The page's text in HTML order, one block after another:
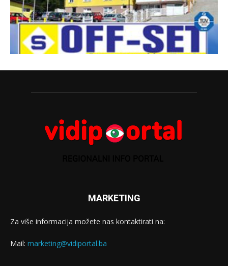
MARKETING
Za više informacija možete nas kontaktirati na:
Mail: marketing@vidiportal.ba